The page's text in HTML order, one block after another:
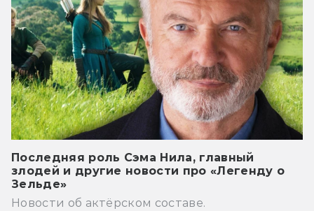
Последняя роль Сэма Нила, главный
злодей и другие новости про «Легенду о
Зельде»
Новости об актёрском составе.